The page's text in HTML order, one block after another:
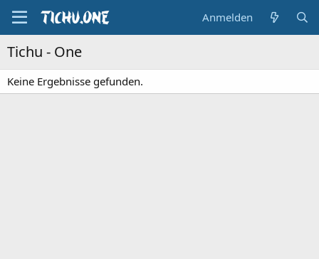
Anmelden
Tichu - One
Keine Ergebnisse gefunden.